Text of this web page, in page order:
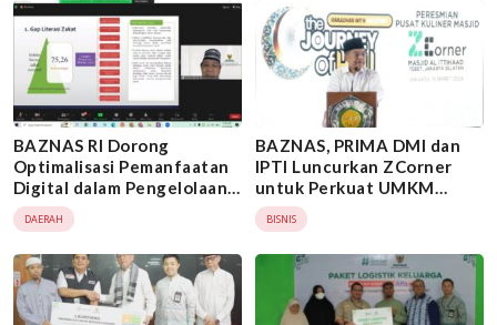
BAZNAS RI Dorong
Optimalisasi Pemanfaatan
Digital dalam Pengelolaan
Zakat
DAERAH
BAZNAS, PRIMA DMI dan
IPTI Luncurkan ZCorner
untuk Perkuat UMKM
Mustahik
BISNIS